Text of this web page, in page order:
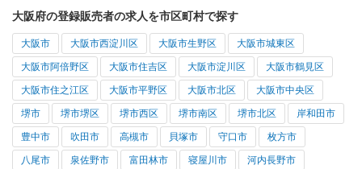
大阪府の登録販売者の求人を市区町村で探す
大阪市 大阪市西淀川区 大阪市生野区 大阪市城東区
大阪市阿倍野区 大阪市住吉区 大阪市淀川区 大阪市鶴見区
大阪市住之江区 大阪市平野区 大阪市北区 大阪市中央区
堺市 堺市堺区 堺市西区 堺市南区 堺市北区 岸和田市
豊中市 吹田市 高槻市 貝塚市 守口市 枚方市
八尾市 泉佐野市 富田林市 寝屋川市 河内長野市